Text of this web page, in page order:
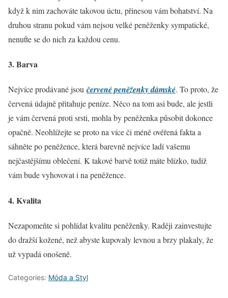
když k nim zachováte takovou úctu, přinesou vám bohatství. Na
druhou stranu pokud vám nejsou velké peněženky sympatické,
nenuťte se do nich za každou cenu.
3. Barva
Nejvíce prodávané jsou červené peněženky dámské. To proto, že
červená údajně přitahuje peníze. Něco na tom asi bude, ale jestli
je vám červená proti srsti, mohla by peněženka působit dokonce
opačně. Neohlížejte se proto na více či méně ověřená fakta a
sáhněte po peněžence, která barevně nejvíce ladí vašemu
nejčastějšímu oblečení. K takové barvě totiž máte blízko, tudíž
vám bude vyhovovat i na peněžence.
4. Kvalita
Nezapomeňte si pohlídat kvalitu peněženky. Raději zainvestujte
do dražší kožené, než abyste kupovaly levnou a brzy plakaly, že
už vypadá onošeně.
Categories: Móda a Styl